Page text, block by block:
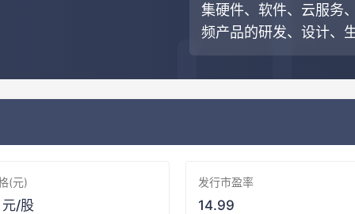
集硬件、软件、云服务
频产品的研发、设计、
(元)
/股
发行市盈率
14.99